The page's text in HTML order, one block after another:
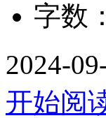
字数：
2024-
开始阅